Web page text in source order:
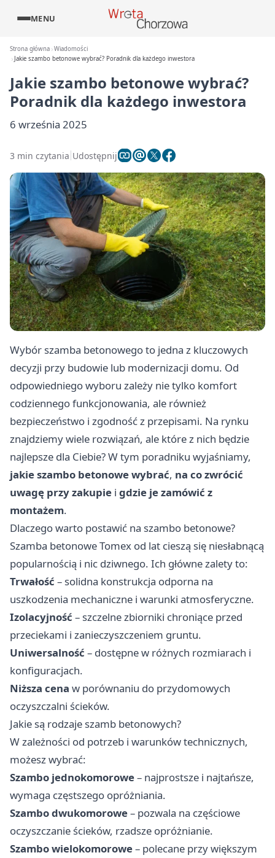
MENU
Strona główna Wiadomości
Jakie szambo betonowe wybrać? Poradnik dla każdego inwestora
Jakie szambo betonowe wybrać?
Poradnik dla każdego inwestora
6 września 2025
3 min czytania Udostępnij
Wybór szamba betonowego to jedna z kluczowych
decyzji przy budowie lub modernizacji domu. Od
odpowiedniego wyboru zależy nie tylko komfort
codziennego funkcjonowania, ale również
bezpieczeństwo i zgodność z przepisami. Na rynku
znajdziemy wiele rozwiązań, ale które z nich będzie
najlepsze dla Ciebie? W tym poradniku wyjaśniamy,
jakie szambo betonowe wybrać, na co zwrócić
uwagę przy zakupie i gdzie je zamówić z
montażem.
Dlaczego warto postawić na szambo betonowe?
Szamba betonowe Tomex od lat cieszą się niesłabnącą
popularnością i nic dziwnego. Ich główne zalety to:
Trwałość – solidna konstrukcja odporna na
uszkodzenia mechaniczne i warunki atmosferyczne.
Izolacyjność – szczelne zbiorniki chroniące przed
przeciekami i zanieczyszczeniem gruntu.
Uniwersalność – dostępne w różnych rozmiarach i
konfiguracjach.
Niższa cena w porównaniu do przydomowych
oczyszczalni ścieków.
Jakie są rodzaje szamb betonowych?
W zależności od potrzeb i warunków technicznych,
możesz wybrać:
Szambo jednokomorowe– najprostsze i najtańsze,
wymaga częstszego opróżniania.
Szambo dwukomorowe– pozwala na częściowe
oczyszczanie ścieków, rzadsze opróżnianie.
Szambo wielokomorowe– polecane przy większym